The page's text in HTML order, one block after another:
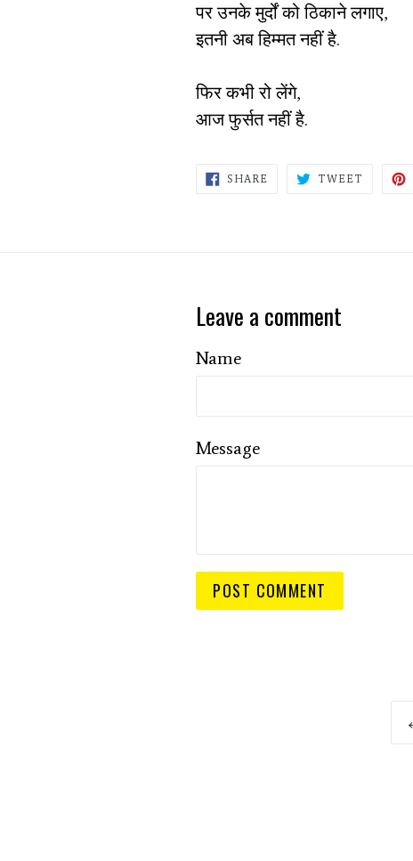
पर उनके मुर्दों को ठिकाने लगाए,
इतनी अब हिम्मत नहीं है.
फिर कभी रो लेंगे,
आज फुर्सत नहीं है.
SHARE SHARE
TWEET TWEET
Leave a comment
Name
Message